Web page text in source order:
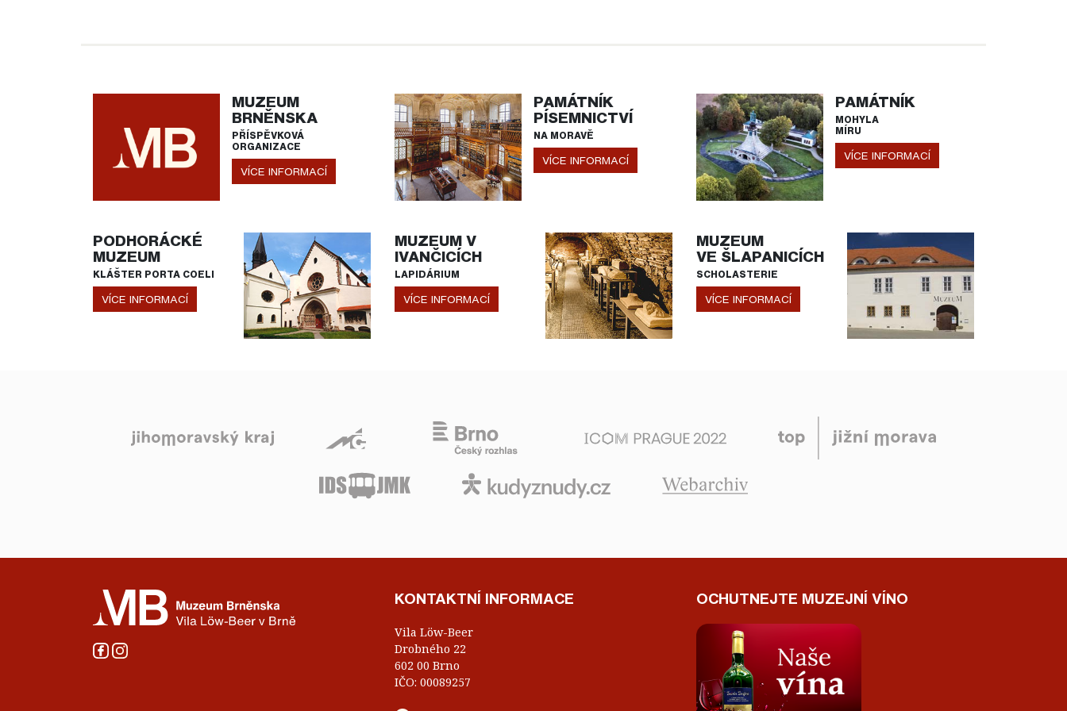
MUZEUM
BRNĚNSKA
PŘÍSPĚVKOVÁ
ORGANIZACE
VÍCE INFORMACÍ
PAMÁTNÍK
PÍSEMNICTVÍ
NA MORAVĚ
VÍCE INFORMACÍ
PAMÁTNÍK
MOHYLA
MÍRU
VÍCE INFORMACÍ
PODHORÁCKÉ
MUZEUM
KLÁŠTER PORTA COELI
VÍCE INFORMACÍ
MUZEUM V
IVANČICÍCH
LAPIDÁRIUM
VÍCE INFORMACÍ
MUZEUM
VE ŠLAPANICÍCH
SCHOLASTERIE
VÍCE INFORMACÍ
KONTAKTNÍ INFORMACE
Vila Löw-Beer
Drobného 22
602 00 Brno
IČO: 00089257
OCHUTNEJTE MUZEJNÍ VÍNO